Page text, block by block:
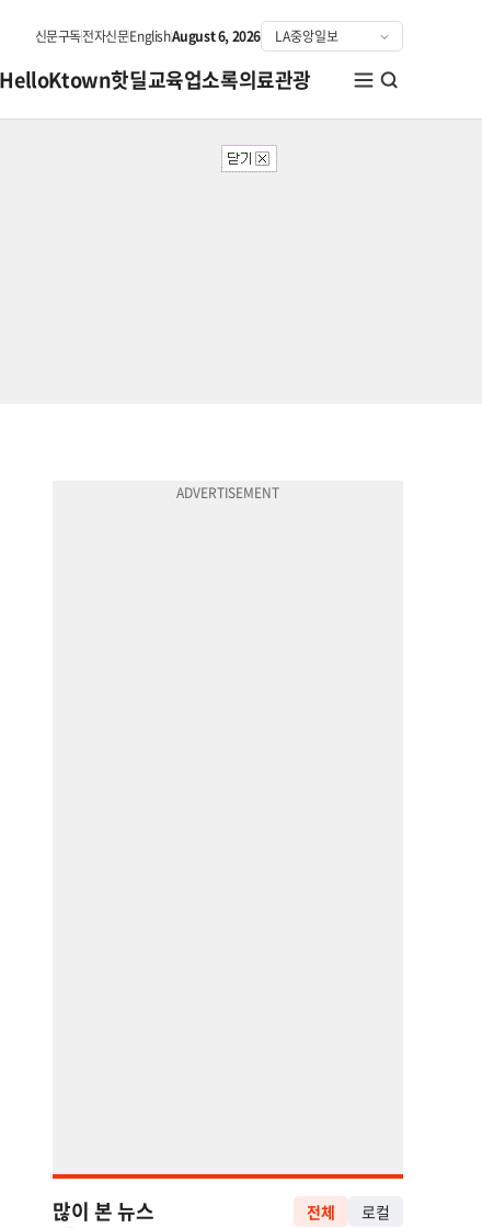
신문구독전자신문EnglishAugust 6, 2026
HelloKtown핫딜교육업소록의료관광
많이 본 뉴스 전체 로컬